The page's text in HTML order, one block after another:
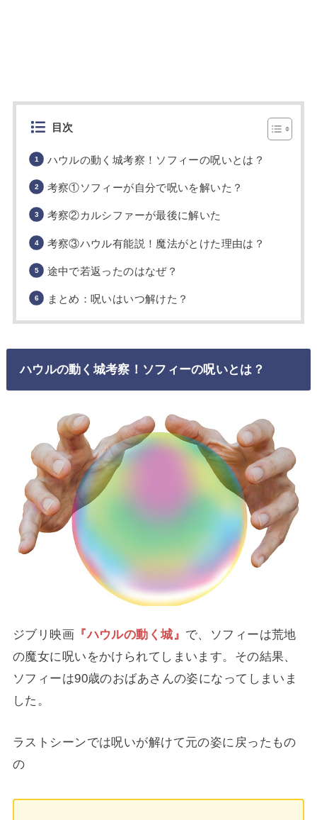
目次
ハウルの動く城考察！ソフィーの呪いとは？
考察①ソフィーが自分で呪いを解いた？
考察②カルシファーが最後に解いた
考察③ハウル有能説！魔法がとけた理由は？
途中で若返ったのはなぜ？
まとめ：呪いはいつ解けた？
ハウルの動く城考察！ソフィーの呪いとは？
ジブリ映画 『ハウルの動く城』 で、ソフィーは荒地
の魔女に呪いをかけられてしまいます。その結果、
ソフィーは90歳のおばあさんの姿になってしまいま
した。
ラストシーンでは呪いが解けて元の姿に戻ったもの
の